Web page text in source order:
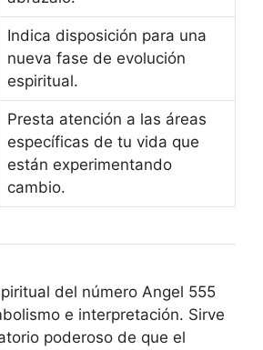
Indica disposición para una
nueva fase de evolución
espiritual.
Presta atención a las áreas
específicas de tu vida que
están experimentando
cambio.
del número Angel 555
e interpretación. Sirve
poderoso de que el